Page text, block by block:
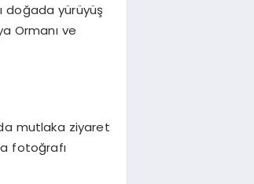
doğada yürüyüş
Ormanı ve
mutlaka ziyaret
fotoğrafı